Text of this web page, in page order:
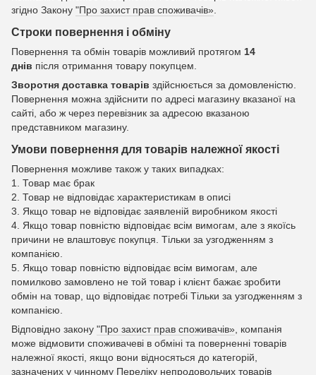
згідно Закону "Про захист прав споживачів»
Строки повернення і обміну
Повернення та обмін товарів можливий протягом 14
днів після отримання товару покупцем.
Зворотня доставка товарів здійснюється за домовленістю.
Повернення можна здійснити по адресі магазину вказаної на
сайті, або ж через перевізник за адресою вказаною
представником магазину.
Умови повернення для товарів належної якості
Повернення можливе також у таких випадках:
1. Товар має брак
2. Товар не відповідає характеристикам в описі
3. Якщо товар не відповідає заявленій виробником якості
4. Якщо товар повністю відповідає всім вимогам, але з якоїсь
причини не влаштовує покупця. Тільки за узгодженням з
компанією.
5. Якщо товар повністю відповідає всім вимогам, але
помилково замовлено не той товар і клієнт бажає зробити
обмін на товар, що відповідає потребі Тільки за узгодженням з
компанією.
Відповідно закону "Про захист прав споживачів» , компанія
може відмовити споживачеві в обміні та поверненні товарів
належної якості, якщо вони відносяться до категорій,
зазначених у чинному Переліку непродовольчих товарів